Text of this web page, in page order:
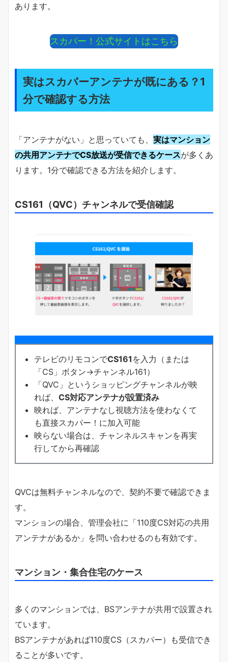
あります。
スカパー！公式サイトはこちら
実はスカパーアンテナが既にある？1
分で確認する方法
「アンテナがない」と思っていても、 実はマンション
の共用アンテナでCS放送が受信できるケースが多くあ
ります。1分で確認できる方法を紹介します。
CS161（QVC）チャンネルで受信確認
テレビのリモコンでCS161 を入力（または
「CS」ボタン→チャンネル161）
「QVC」というショッピングチャンネルが映
れば、 CS対応アンテナが設置済み
映れば、アンテナなし視聴方法を使わなくて
も直接スカパー！に加入可能
映らない場合は、チャンネルスキャンを再実
行してから再確認
QVCは無料チャンネルなので、契約不要で確認できま
す。
マンションの場合、管理会社に「110度CS対応の共用
アンテナがあるか」を問い合わせるのも有効です。
マンション・集合住宅のケース
多くのマンションでは、BSアンテナが共用で設置され
ています。
BSアンテナがあれば110度CS（スカパー）も受信でき
ることが多いです。